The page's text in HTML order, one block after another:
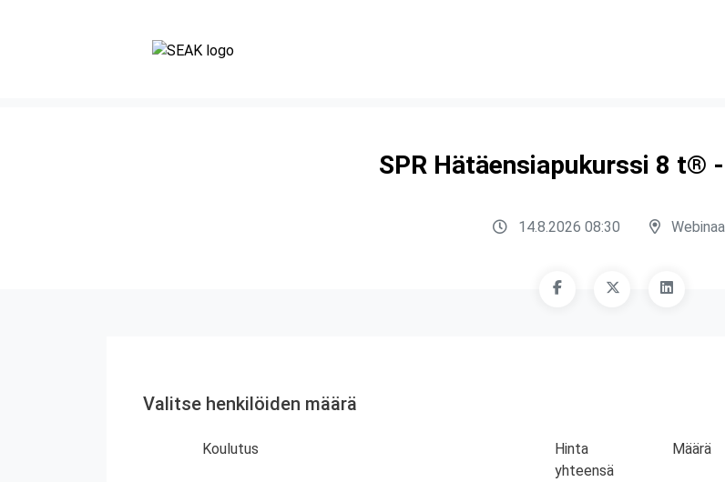
SPR Hätäensiapukurssi 8 t®
14.8.2026 08:30
Valitse henkilöiden määrä
Koulutus
Hinta
yhteensä
Määrä